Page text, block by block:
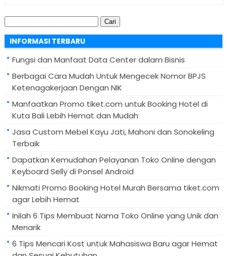
Cari
untuk:
INFORMASI TERBARU
Fungsi dan Manfaat Data Center dalam Bisnis
Berbagai Cara Mudah Untuk Mengecek Nomor BPJS
Ketenagakerjaan Dengan NIK
Manfaatkan Promo tiket.com untuk Booking Hotel di
Kuta Bali Lebih Hemat dan Mudah
Jasa Custom Mebel Kayu Jati, Mahoni dan Sonokeling
Terbaik
Dapatkan Kemudahan Pelayanan Toko Online dengan
Keyboard Selly di Ponsel Android
Nikmati Promo Booking Hotel Murah Bersama tiket.com
agar Lebih Hemat
Inilah 6 Tips Membuat Nama Toko Online yang Unik dan
Menarik
6 Tips Mencari Kost untuk Mahasiswa Baru agar Hemat